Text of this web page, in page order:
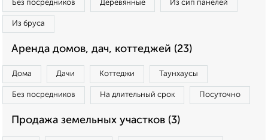
Без посредников Деревянные Из сип панелей
Из бруса
Аренда домов, дач, коттеджей (23)
Дома Дачи Коттеджи Таунхаусы
Без посредников На длительный срок Посуточно
Продажа земельных участков (3)